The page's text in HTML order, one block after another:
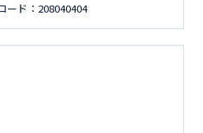
ード：208040404